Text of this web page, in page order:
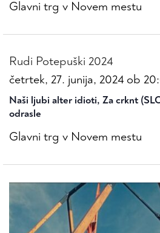
Glavni trg v Novem mestu
Rudi Potepuški 2024
Naši ljubi alter idioti, Za crknt
odrasle
četrtek, 27. junija, 2024 ob
Glavni trg v Novem mestu